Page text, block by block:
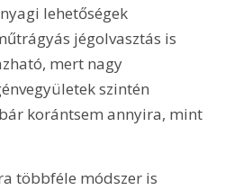
lehetőségek
jégolvasztás is
mert nagy
szintén
korántsem annyira, mint
többféle módszer is